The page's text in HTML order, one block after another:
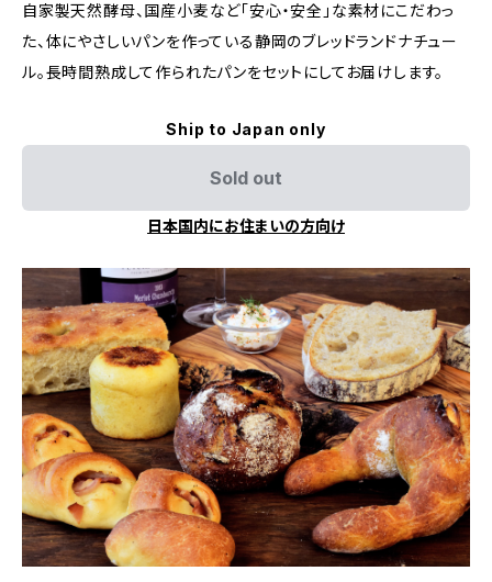
自家製天然酵母、国産小麦など「安心・安全」な素材にこだわっ
た、体にやさしいパンを作っている静岡のブレッドランドナチュー
ル。長時間熟成して作られたパンをセットにしてお届けします。
Ship to Japan only
Sold out
日本国内にお住まいの方向け